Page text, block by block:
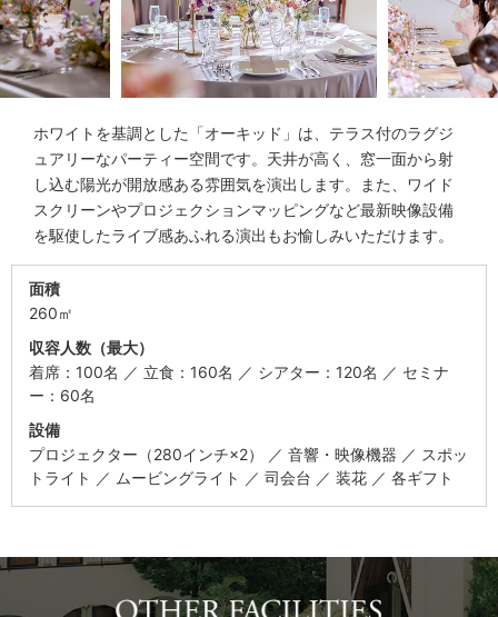
ホワイトを基調とした「オーキッド」は、テラス付のラグジ
ュアリーなパーティー空間です。天井が高く、窓一面から射
し込む陽光が開放感ある雰囲気を演出します。また、ワイド
スクリーンやプロジェクションマッピングなど最新映像設備
を駆使したライブ感あふれる演出もお愉しみいただけます。
面積
260㎡
収容人数（最大）
着席：100名
立食：160名 シアター：120名
セミナ
ー：60名
設備
プロジェクター（280インチ×2）
音響・映像機器
スポッ
トライト
ムービングライト 司会台 装花 各ギフト